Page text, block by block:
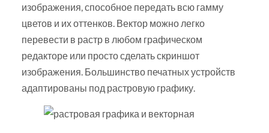
изображения, способное передать всю гамму
цветов и их оттенков. Вектор можно легко
перевести в растр в любом графическом
редакторе или просто сделать скриншот
изображения. Большинство печатных устройств
адаптированы под растровую графику.